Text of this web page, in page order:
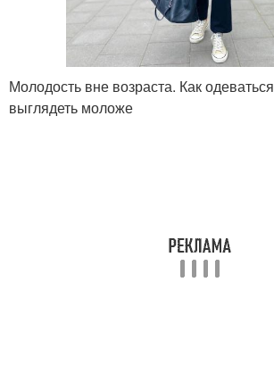
Молодость вне возраста. Как
выглядеть моложе